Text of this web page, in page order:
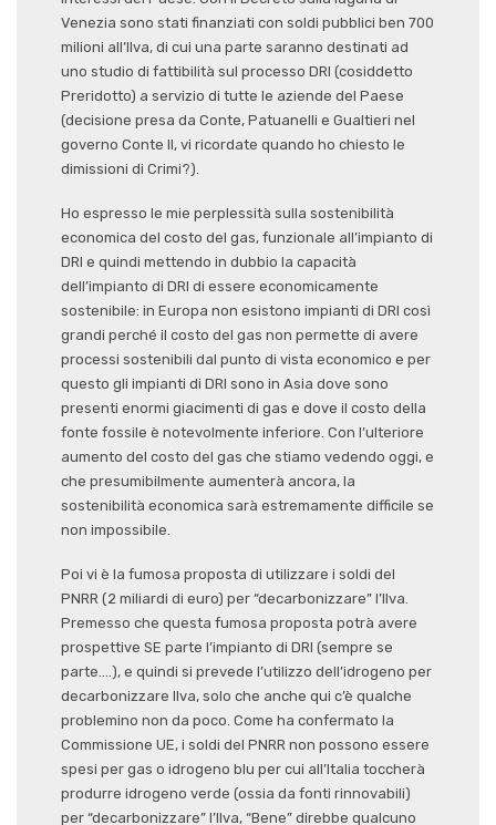
Venezia sono stati finanziati con soldi pubblici ben 700
milioni all’Ilva, di cui una parte saranno destinati ad
uno studio di fattibilità sul processo DRI (cosiddetto
Preridotto) a servizio di tutte le aziende del Paese
(decisione presa da Conte, Patuanelli e Gualtieri nel
governo Conte II, vi ricordate quando ho chiesto le
dimissioni di Crimi?).
Ho espresso le mie perplessità sulla sostenibilità
economica del costo del gas, funzionale all’impianto di
DRI e quindi mettendo in dubbio la capacità
dell’impianto di DRI di essere economicamente
sostenibile: in Europa non esistono impianti di DRI così
grandi perché il costo del gas non permette di avere
processi sostenibili dal punto di vista economico e per
questo gli impianti di DRI sono in Asia dove sono
presenti enormi giacimenti di gas e dove il costo della
fonte fossile è notevolmente inferiore. Con l’ulteriore
aumento del costo del gas che stiamo vedendo oggi, e
che presumibilmente aumenterà ancora, la
sostenibilità economica sarà estremamente difficile se
non impossibile.
Poi vi è la fumosa proposta di utilizzare i soldi del
PNRR (2 miliardi di euro) per “decarbonizzare” l’Ilva.
Premesso che questa fumosa proposta potrà avere
prospettive SE parte l’impianto di DRI (sempre se
parte….), e quindi si prevede l’utilizzo dell’idrogeno per
decarbonizzare Ilva, solo che anche qui c’è qualche
problemino non da poco. Come ha confermato la
Commissione UE, i soldi del PNRR non possono essere
spesi per gas o idrogeno blu per cui all’Italia toccherà
produrre idrogeno verde (ossia da fonti rinnovabili)
per “decarbonizzare” l’Ilva, “Bene” direbbe qualcuno